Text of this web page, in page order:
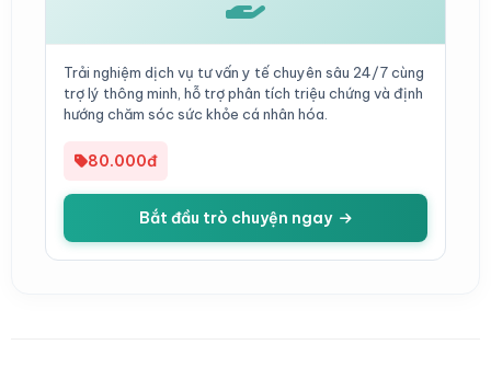
Trải nghiệm dịch vụ tư vấn y tế chuyên sâu 24/7 cùng
trợ lý thông minh, hỗ trợ phân tích triệu chứng và định
hướng chăm sóc sức khỏe cá nhân hóa.
80.000đ
Bắt đầu trò chuyện ngay